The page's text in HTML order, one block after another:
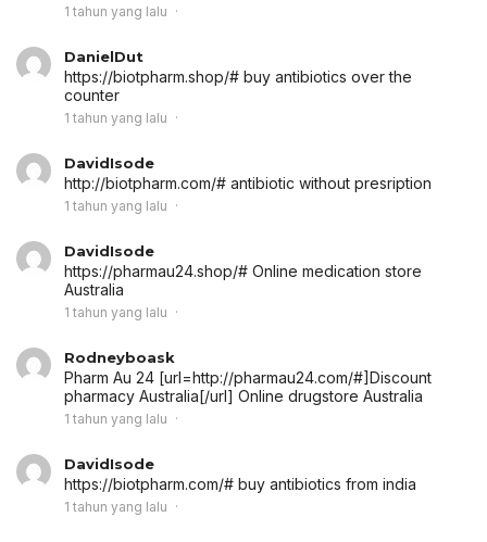
1 tahun yang lalu
DanielDut
https://biotpharm.shop/# buy antibiotics over the
counter
1 tahun yang lalu
DavidIsode
http://biotpharm.com/# antibiotic without presription
1 tahun yang lalu
DavidIsode
https://pharmau24.shop/# Online medication store
Australia
1 tahun yang lalu
Rodneyboask
Pharm Au 24 [url=http://pharmau24.com/#]Discount
pharmacy Australia[/url] Online drugstore Australia
1 tahun yang lalu
DavidIsode
https://biotpharm.com/# buy antibiotics from india
1 tahun yang lalu